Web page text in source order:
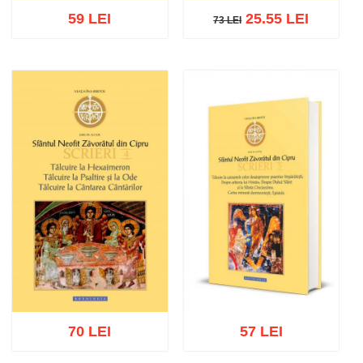
Adaugă în coș
59 LEI 73 LEI
73 LEI25.55 LEI
70 LEI 57 LEI